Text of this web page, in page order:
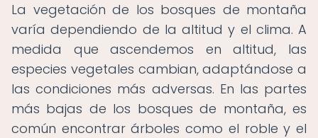
La vegetación de los bosques de montaña
varía dependiendo de la altitud y el clima. A
medida que ascendemos en altitud, las
especies vegetales cambian, adaptándose a
las condiciones más adversas. En las partes
más bajas de los bosques de montaña, es
común encontrar árboles como el roble y el